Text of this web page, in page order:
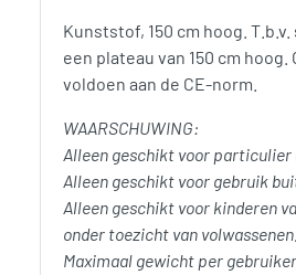
Kunststof, 150 cm hoog.
een plateau van 150 cm hoog.
voldoen aan de CE-norm.
WAARSCHUWING:
Alleen geschikt voor particulier
Alleen geschikt voor gebruik
Alleen geschikt voor kinderen
onder toezicht van volwassenen.
Maximaal gewicht per